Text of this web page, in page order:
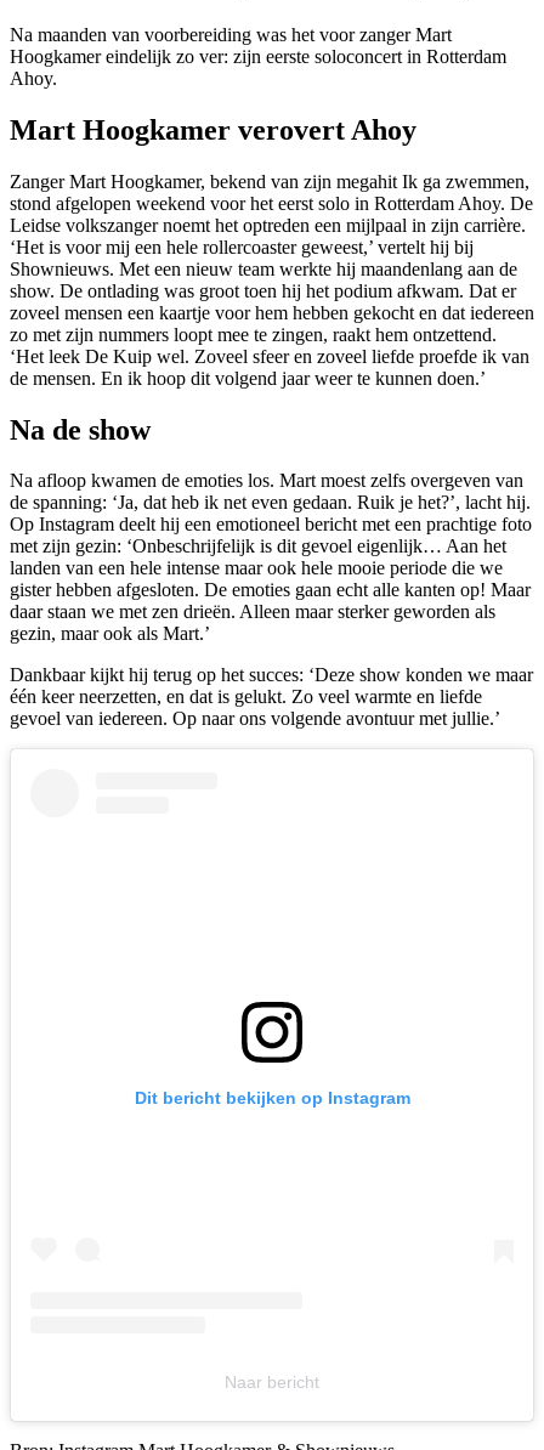
Na maanden van voorbereiding was het voor zanger Mart
Hoogkamer eindelijk zo ver: zijn eerste soloconcert in Rotterdam
Ahoy.
Mart Hoogkamer verovert Ahoy
Zanger Mart Hoogkamer, bekend van zijn megahit Ik ga zwemmen,
stond afgelopen weekend voor het eerst solo in Rotterdam Ahoy. De
Leidse volkszanger noemt het optreden een mijlpaal in zijn carrière.
‘Het is voor mij een hele rollercoaster geweest,’ vertelt hij bij
Shownieuws. Met een nieuw team werkte hij maandenlang aan de
show. De ontlading was groot toen hij het podium afkwam. Dat er
zoveel mensen een kaartje voor hem hebben gekocht en dat iedereen
zo met zijn nummers loopt mee te zingen, raakt hem ontzettend.
‘Het leek De Kuip wel. Zoveel sfeer en zoveel liefde proefde ik van
de mensen. En ik hoop dit volgend jaar weer te kunnen doen.’
Na de show
Na afloop kwamen de emoties los. Mart moest zelfs overgeven van
de spanning: ‘Ja, dat heb ik net even gedaan. Ruik je het?’, lacht hij.
Op Instagram deelt hij een emotioneel bericht met een prachtige foto
met zijn gezin: ‘Onbeschrijfelijk is dit gevoel eigenlijk… Aan het
landen van een hele intense maar ook hele mooie periode die we
gister hebben afgesloten. De emoties gaan echt alle kanten op! Maar
daar staan we met zen drieën. Alleen maar sterker geworden als
gezin, maar ook als Mart.’
Dankbaar kijkt hij terug op het succes: ‘Deze show konden we maar
één keer neerzetten, en dat is gelukt. Zo veel warmte en liefde
gevoel van iedereen. Op naar ons volgende avontuur met jullie.’
Dit bericht bekijken op Instagram
Naar bericht